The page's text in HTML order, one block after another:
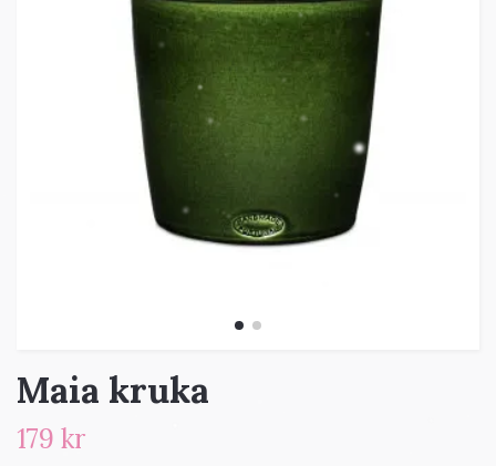
Maia kruka
179 kr